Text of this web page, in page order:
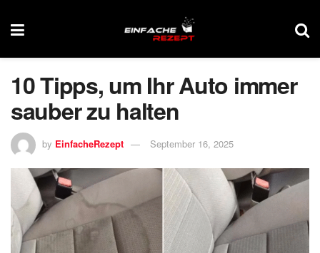
10 Tipps, um Ihr Auto immer
sauber zu halten
by EinfacheRezept September 16, 2025